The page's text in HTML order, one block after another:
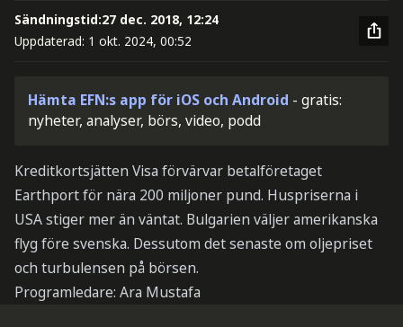
Sändningstid:27 dec. 2018, 12:24
Uppdaterad: 1 okt. 2024, 00:52
Hämta EFN:s app för iOS och Android - gratis:
nyheter, analyser, börs, video, podd
Kreditkortsjätten Visa förvärvar betalföretaget
Earthport för nära 200 miljoner pund. Huspriserna i
USA stiger mer än väntat. Bulgarien väljer amerikanska
flyg före svenska. Dessutom det senaste om oljepriset
och turbulensen på börsen.
Programledare: Ara Mustafa